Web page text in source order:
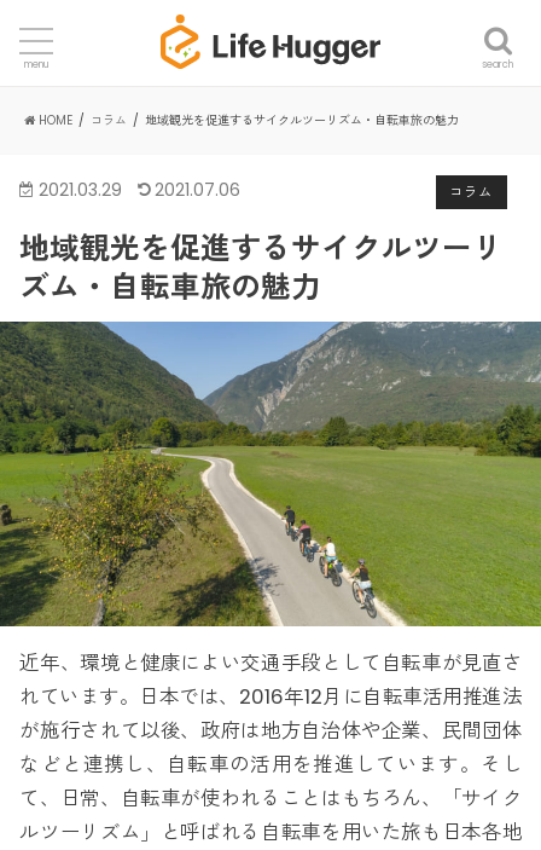
search
menu
HOME コラム 地域観光を促進するサイクルツーリズム・自転車旅の魅力
コラム
2021.03.29 2021.07.06
地域観光を促進するサイクルツーリ
ズム・自転車旅の魅力
近年、環境と健康によい交通手段として自転車が見直さ
れています。日本では、2016年12月に自転車活用推進法
が施行されて以後、政府は地方自治体や企業、民間団体
などと連携し、自転車の活用を推進しています。そし
て、日常、自転車が使われることはもちろん、「サイク
ルツーリズム」と呼ばれる自転車を用いた旅も日本各地